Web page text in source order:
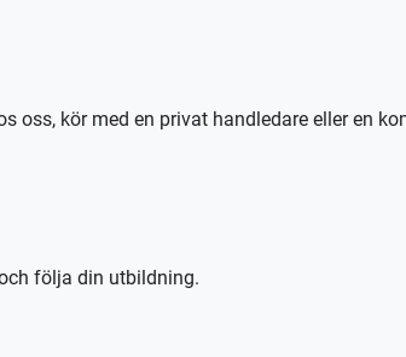
oss, kör med en privat handledare eller en
debiteras enligt STR praxis.
följa din utbildning.